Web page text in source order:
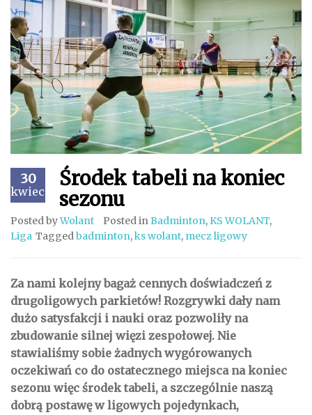
30
kwiecień
Środek tabeli na koniec
sezonu
Posted byWolant Posted inBadminton, KS WOLANT,
Liga Taggedbadminton,ks wolant, mecz ligowy
Za nami kolejny bagaż cennych doświadczeń z
drugoligowych parkietów! Rozgrywki dały nam
dużo satysfakcji i nauki oraz pozwoliły na
zbudowanie silnej więzi zespołowej. Nie
stawialiśmy sobie żadnych wygórowanych
oczekiwań co do ostatecznego miejsca na koniec
sezonu więc środek tabeli, a szczególnie naszą
dobrą postawę w ligowych pojedynkach,